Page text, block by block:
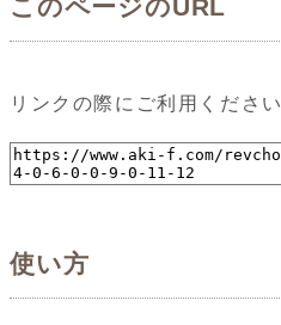
このページのURL
リンクの際にご利用ください
使い方